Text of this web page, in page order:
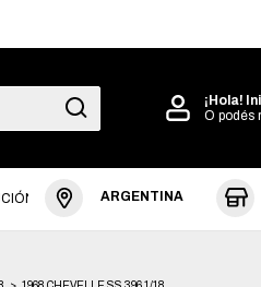
¡Hola!
O podés
ARGENTINA